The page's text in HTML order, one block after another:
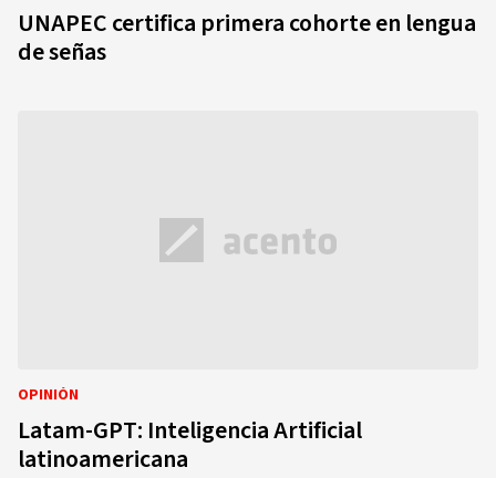
UNAPEC certifica primera cohorte en lengua
de señas
OPINIÓN
Latam-GPT: Inteligencia Artificial
latinoamericana